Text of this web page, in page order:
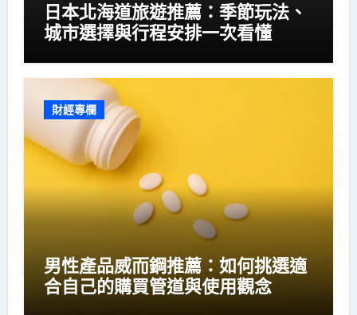
日本北海道旅遊推薦：季節玩法、
城市選擇與行程安排一次看懂
財經專欄
男性產品威而鋼推薦：如何挑選適
合自己的購買管道與使用觀念